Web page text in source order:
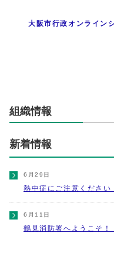
大阪市行政オンライン
組織情報
新着情報
6月29日
熱中症にご注意ください
6月11日
鶴見消防署へようこそ！